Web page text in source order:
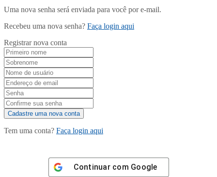
Uma nova senha será enviada para você por e-mail.
Recebeu uma nova senha? Faça login aqui
Registrar nova conta
Tem uma conta? Faça login aqui
Continuar com Google